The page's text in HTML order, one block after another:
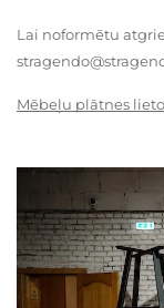
Lai noformētu
Mēbeļu plātnes